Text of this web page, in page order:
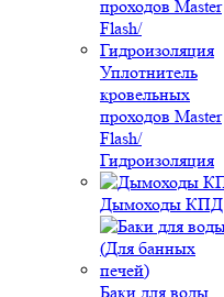
Уплотнитель
кровельных
проходов Master
Flash/
Гидроизоляция
Дымоходы КПД
Баки для воды